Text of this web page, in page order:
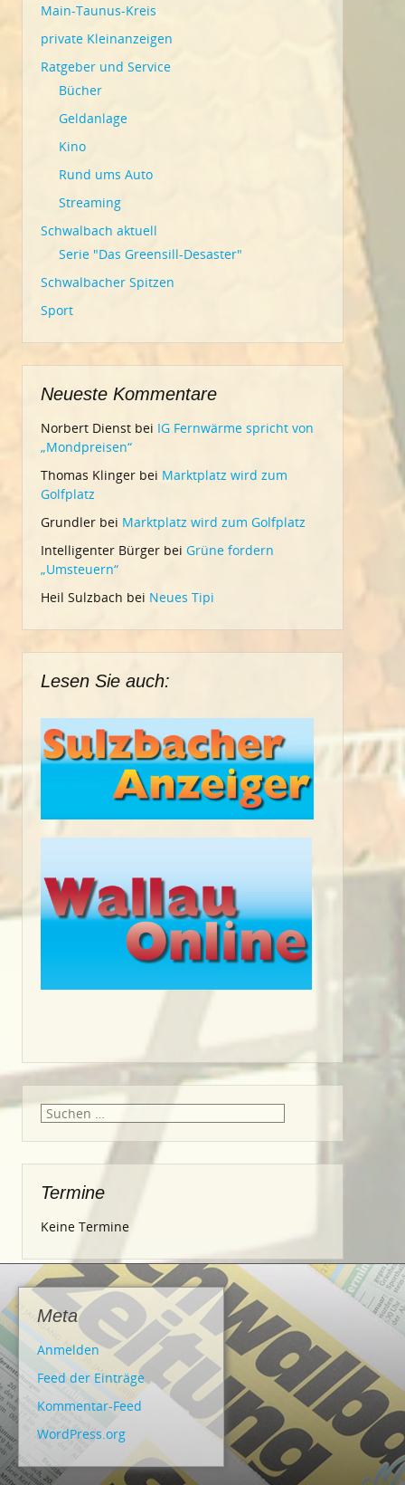
Main-Taunus-Kreis
private Kleinanzeigen
Ratgeber und Service
Bücher
Geldanlage
Kino
Rund ums Auto
Streaming
Schwalbach aktuell
Serie "Das Greensill-Desaster"
Schwalbacher Spitzen
Sport
Neueste Kommentare
Norbert Dienst bei IG Fernwärme spricht von
„Mondpreisen“
Thomas Klinger bei Marktplatz wird zum
Golfplatz
Grundler bei Marktplatz wird zum Golfplatz
Intelligenter Bürger bei Grüne fordern
„Umsteuern“
Heil Sulzbach bei Neues Tipi
Lesen Sie auch:
Suche
Termine
Keine Termine
Meta
Anmelden
Feed der Einträge
Kommentar-Feed
WordPress.org